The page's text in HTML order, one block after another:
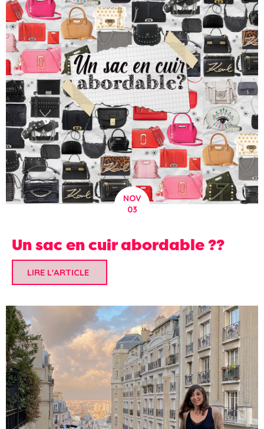
NOV
03
Un sac en cuir abordable ??
LIRE L'ARTICLE